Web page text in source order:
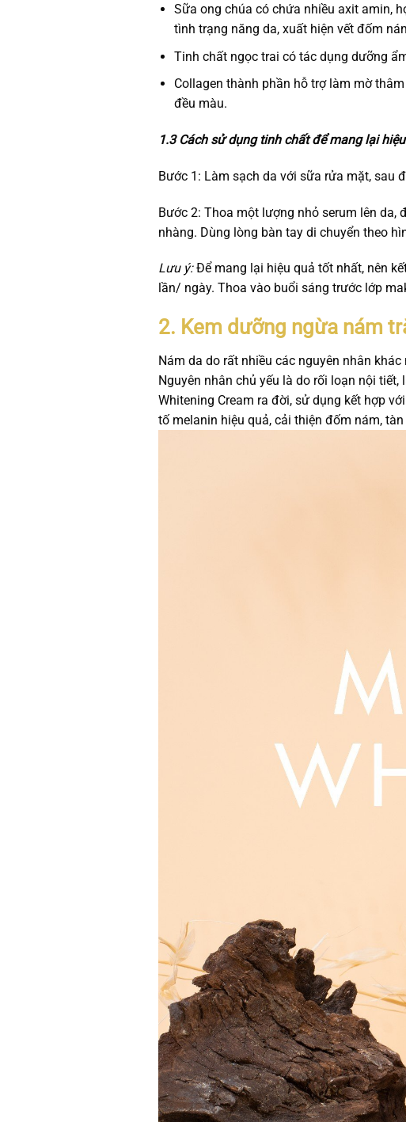
Sữa ong chúa có chứa nhiều axit amin,
tình trạng năng da, xuất hiện vết đốm
Tinh chất ngọc trai có tác dụng dưỡng
Collagen thành phần hỗ trợ làm mờ
đều màu.
1.3 Cách sử dụng tinh chất để mang lại
Bước 1: Làm sạch da với sữa rửa mặt, sau
Bước 2: Thoa một lượng nhỏ serum lên da,
nhàng. Dùng lòng bàn tay di chuyển theo
Lưu ý: Để mang lại hiệu quả tốt nhất, nên
lần/ ngày. Thoa vào buổi sáng trước lớp
2. Kem dưỡng ngừa nám
Nám da do rất nhiều các nguyên nhân
Nguyên nhân chủ yếu là do rối loạn nội
Whitening Cream ra đời, sử dụng kết hợp
tố melanin hiệu quả, cải thiện đốm nám,